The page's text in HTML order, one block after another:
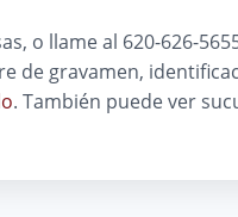
o llame al 620-626-
de gravamen,
. También puede ver